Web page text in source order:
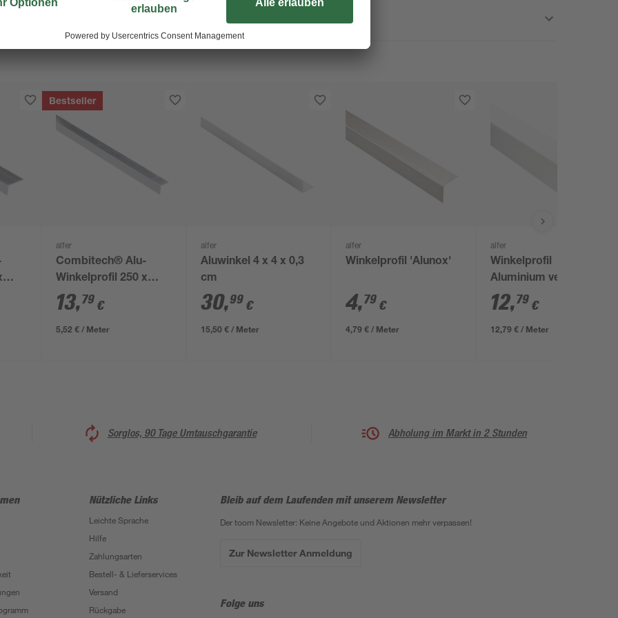
Bestseller
alfer
Combitech® Alu-
Winkelprofil 250 x
2,35 x 2,35 cm
13,79 €
5,52 € / Meter
alfer
Aluwinkel 4 x 4 x 0,3
cm
30,99 €
15,50 € / Meter
alfer
Winkelprofil 'Alunox'
4,79 €
4,79 € / Meter
alfer
Winkelprofil
Aluminium verchromt
1000 x 30 x 30 mm
12,79 €
12,79 € / Meter
Sorglos, 90 Tage Umtauschgarantie Abholung im Markt in 2 Stunden
Nützliche Links
Leichte Sprache
Hilfe
Zahlungsarten
Bestell- & Lieferservices
Versand
Rückgabe
Bleib auf dem Laufenden mit unserem Newsletter
Der toom Newsletter: Keine Angebote und Aktionen mehr verpassen!
Zur Newsletter Anmeldung
Folge uns